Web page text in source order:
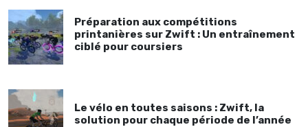
Préparation aux compétitions
printanières sur Zwift : Un entraînement
ciblé pour coursiers
Le vélo en toutes saisons : Zwift, la
solution pour chaque période de l’année